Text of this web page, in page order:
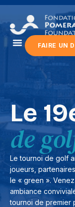
FAIRE UN
Le
de
Le tournoi de golf
joueurs,
le « green ».
ambiance
tournoi de premier